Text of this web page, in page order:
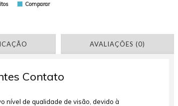
Comparar
AVALIAÇÕES (0)
Contato
nível de qualidade de visão, devido à